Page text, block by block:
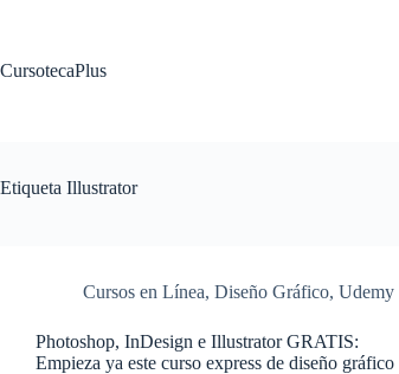
CursotecaPlus
Etiqueta Illustrator
Cursos en Línea, Diseño Gráfico, Udemy
Photoshop, InDesign e Illustrator GRATIS:
Empieza ya este curso express de diseño gráfico